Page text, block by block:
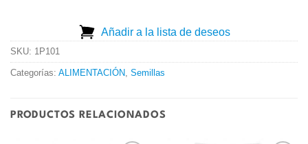
Añadir a la lista de deseos
SKU: 1P101
Categorías: ALIMENTACIÓN Semillas
PRODUCTOS RELACIONADOS